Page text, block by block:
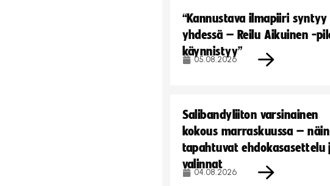
“Kannustava ilmapiiri syntyy
yhdessä – Reilu Aikuinen -
käynnistyy”
05.08.2026
Salibandyliiton varsinainen
kokous marraskuussa – näin
tapahtuvat ehdokasasettelu
valinnat
04.08.2026